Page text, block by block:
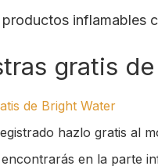
gratis
de Bright Water
hazlo gratis al
en la parte